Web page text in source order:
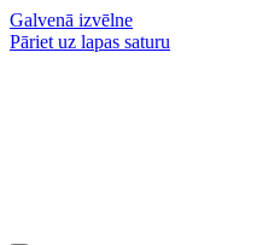
Galvenā izvēlne
Pāriet uz lapas saturu